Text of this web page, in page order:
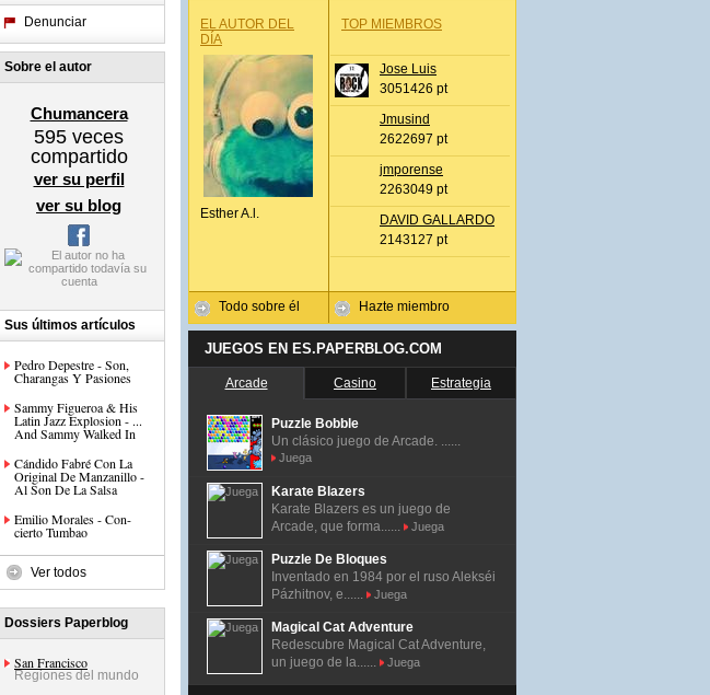
Denunciar
Sobre el autor
Chumancera
595 veces
compartido
ver su perfil
ver su blog
Sus últimos artículos
Pedro Depestre - Son,
Charangas Y Pasiones
Sammy Figueroa & His
Latin Jazz Explosion - ...
And Sammy Walked In
Cándido Fabré Con La
Original De Manzanillo -
Al Son De La Salsa
Emilio Morales - Con-
cierto Tumbao
Ver todos
Dossiers Paperblog
San Francisco
Regiones del mundo
EL AUTOR DEL
DÍA
Esther A.l.
Todo sobre él
TOP MIEMBROS
Jose Luis
3051426 pt
Jmusind
2622697 pt
jmporense
2263049 pt
DAVID GALLARDO
2143127 pt
Hazte miembro
JUEGOS EN ES.PAPERBLOG.COM
Arcade Casino Estrategia
Puzzle Bobble
Un clásico juego de Arcade. ......
Juega
Karate Blazers
Karate Blazers es un juego de
Arcade, que forma......
Juega
Puzzle De Bloques
Inventado en 1984 por el ruso Alekséi
Pázhitnov, e......
Juega
Magical Cat Adventure
Redescubre Magical Cat Adventure,
un juego de la......
Juega